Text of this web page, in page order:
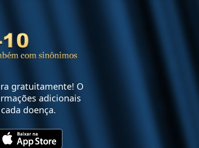
gratuitamente! O
adicionais
doença.